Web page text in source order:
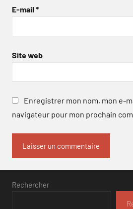
E-mail *
Site web
Enregistrer mon nom, mon e-
navigateur pour mon prochain
Rechercher